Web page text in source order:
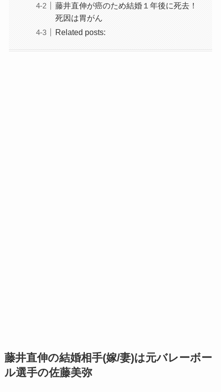
藤井直伸が癌のため結婚１年後に死去！
死因は胃がん
Related posts:
藤井直伸の結婚相手(嫁/妻)は元バレーボー
ル選手の佐藤美弥